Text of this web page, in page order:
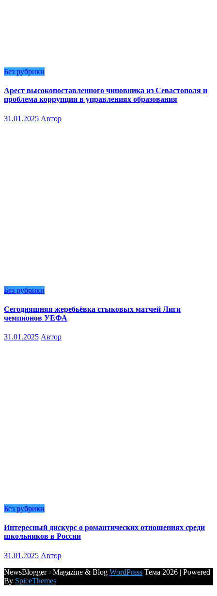
Без рубрики
Арест высокопоставленного чиновника из Севастополя и
проблема коррупции в управлениях образования
31.01.2025 Автор
Без рубрики
Сегодняшняя жеребьёвка стыковых матчей Лиги
чемпионов УЕФА
31.01.2025 Автор
Без рубрики
Интересный дискурс о романтических отношениях среди
школьников в России
31.01.2025 Автор
NewsBlogger - Magazine & Blog WordPress Тема 2026 | Powered
By SpiceThemes